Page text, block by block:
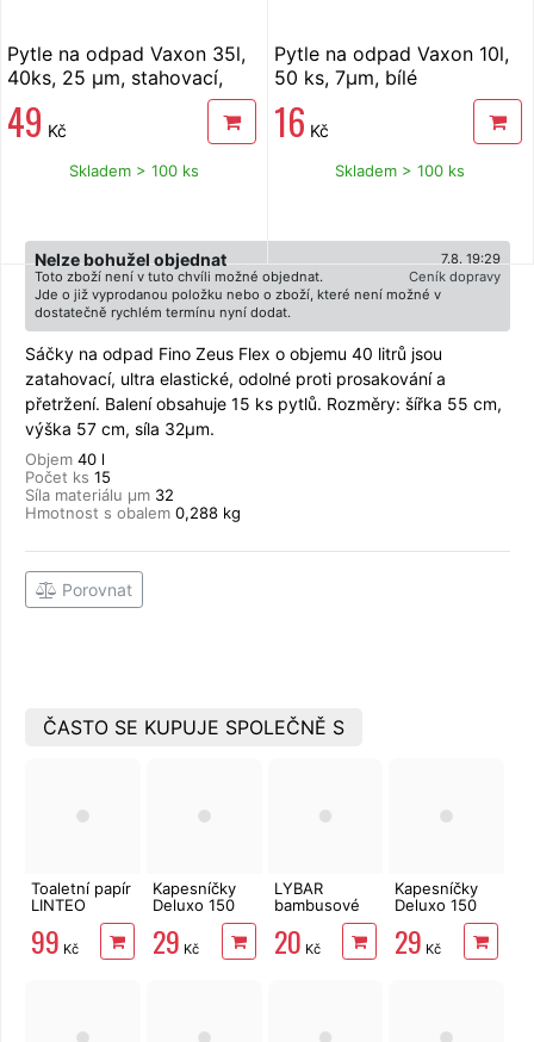
Pytle na odpad Vaxon 35l,
40ks, 25 µm, stahovací,
49 Kč
Skladem > 100 ks
Pytle na odpad Vaxon 10l,
50 ks, 7µm, bílé
16 Kč
Skladem > 100 ks
7.8. 19:29
Nelze bohužel objednat
Ceník dopravy
Toto zboží není v tuto chvíli možné objednat.
Jde o již vyprodanou položku nebo o zboží, které není možné v
dostatečně rychlém termínu nyní dodat.
Sáčky na odpad Fino Zeus Flex o objemu 40 litrů jsou
zatahovací, ultra elastické, odolné proti prosakování a
přetržení. Balení obsahuje 15 ks pytlů. Rozměry: šířka 55 cm,
výška 57 cm, síla 32µm.
Objem 40 l
Počet ks 15
Síla materiálu µm 32
Hmotnost s obalem 0,288 kg
Porovnat
ČASTO SE KUPUJE SPOLEČNĚ S
Toaletní papír
LINTEO
3vrstvý 16
rolí, 240 m
99 Kč
Kapesníčky
Deluxo 150
ks 3vrstvé v
krabičce,
šedé květy
29 Kč
LYBAR
bambusové
tyčinky 200
ks
20 Kč
Kapesníčky
Deluxo 150
ks 3vrstvé v
krabičce,
zvířátka
29 Kč